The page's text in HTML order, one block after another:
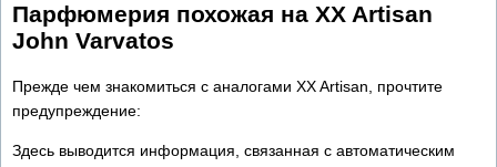
Парфюмерия похожая на XX Artisan
John Varvatos
Прежде чем знакомиться с аналогами XX Artisan, прочтите
предупреждение:
Здесь выводится информация, связанная с автоматическим